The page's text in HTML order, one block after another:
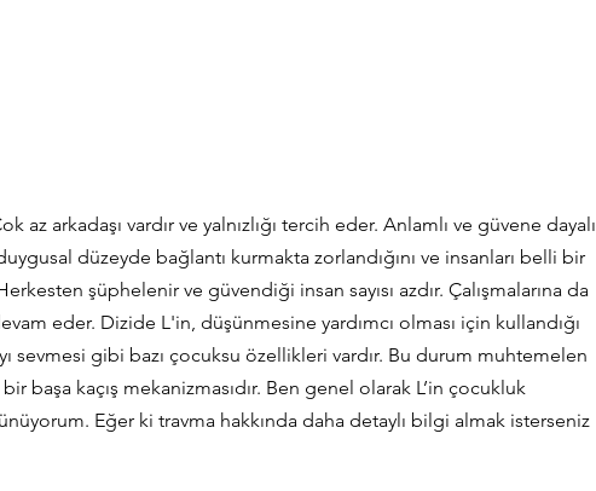
arkadaşı vardır ve yalnızlığı tercih eder. Anlamlı ve güvene dayalı
düzeyde bağlantı kurmakta zorlandığını ve insanları belli bir
şüphelenir ve güvendiği insan sayısı azdır. Çalışmalarına da
eder. Dizide L'in, düşünmesine yardımcı olması için kullandığı
sevmesi gibi bazı çocuksu özellikleri vardır. Bu durum muhtemelen
başa kaçış mekanizmasıdır. Ben genel olarak L’in çocukluk
Eğer ki travma hakkında daha detaylı bilgi almak isterseniz